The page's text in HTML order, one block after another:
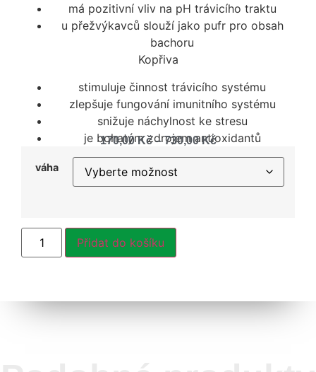
má pozitivní vliv na pH trávicího traktu
u přežvýkavců slouží jako pufr pro obsah
bachoru
Kopřiva
stimuluje činnost trávicího systému
zlepšuje fungování imunitního systému
snižuje náchylnost ke stresu
je bohatým zdrojem antioxidantů
170,00Kč – 730,00Kč
váha
Přidat do košíku